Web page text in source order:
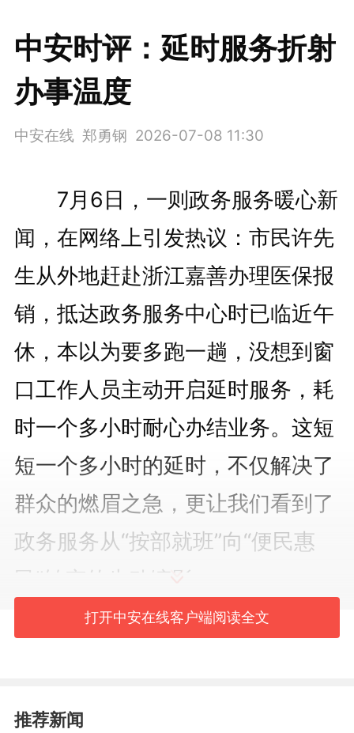
中安时评：延时服务折射
办事温度
中安在线 郑勇钢 2026-07-08 11:30
7月6日，一则政务服务暖心新
闻，在网络上引发热议：市民许先
生从外地赶赴浙江嘉善办理医保报
销，抵达政务服务中心时已临近午
休，本以为要多跑一趟，没想到窗
口工作人员主动开启延时服务，耗
时一个多小时耐心办结业务。这短
短一个多小时的延时，不仅解决了
群众的燃眉之急，更让我们看到了
政务服务从“按部就班”向“便民惠
民”转变的生动缩影。
打开中安在线客户端阅读全文
推荐新闻